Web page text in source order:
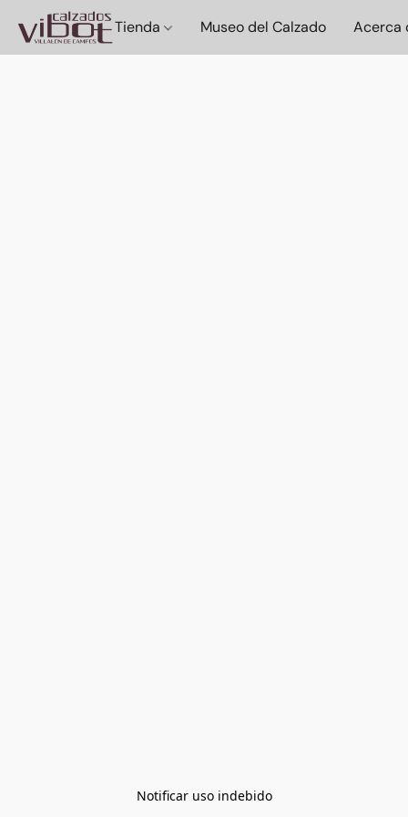
Tienda Museo del Calzado Acerca
Notificar uso indebido